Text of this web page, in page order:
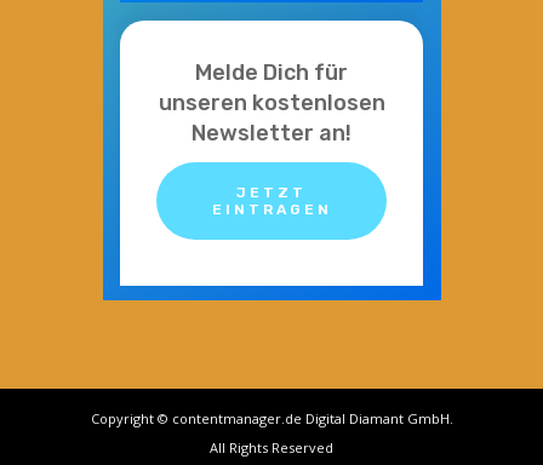
Melde Dich für
unseren kostenlosen
Newsletter an!
JETZT
EINTRAGEN
Copyright © contentmanager.de Digital Diamant GmbH.
All Rights Reserved